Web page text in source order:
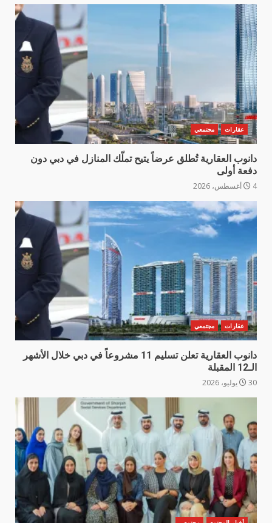
عقارات مجتمعي
دانوب العقارية تُطلق عرضاً يتيح تملّك المنازل في دبي دون
دفعة أولى
4 أغسطس، 2026
عقارات مجتمعي
دانوب العقارية تعلن تسليم 11 مشروعاً في دبي خلال الأشهر
الـ12 المقبلة
30 يوليو، 2026